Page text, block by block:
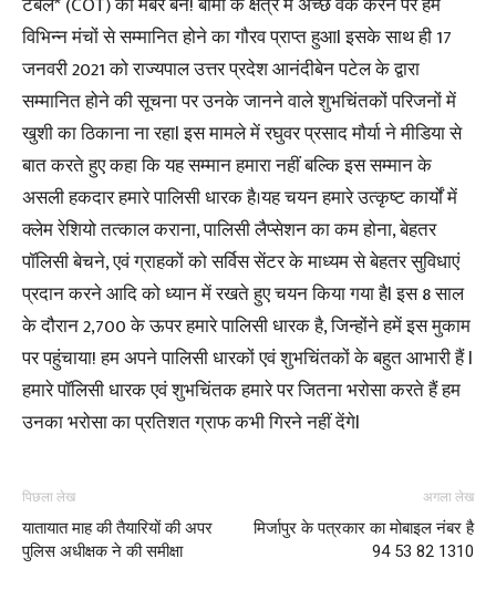
विभिन्न मंचों से सम्मानित होने का गौरव प्राप्त हुआl इसके साथ ही 17
जनवरी 2021 को राज्यपाल उत्तर प्रदेश आनंदीबेन पटेल के द्वारा
सम्मानित होने की सूचना पर उनके जानने वाले शुभचिंतकों परिजनों में
खुशी का ठिकाना ना रहाl इस मामले में रघुवर प्रसाद मौर्या ने मीडिया से
बात करते हुए कहा कि यह सम्मान हमारा नहीं बल्कि इस सम्मान के
असली हकदार हमारे पालिसी धारक है।यह चयन हमारे उत्कृष्ट कार्यों में
क्लेम रेशियो तत्काल कराना, पालिसी लैप्सेशन का कम होना, बेहतर
पॉलिसी बेचने, एवं ग्राहकों को सर्विस सेंटर के माध्यम से बेहतर सुविधाएं
प्रदान करने आदि को ध्यान में रखते हुए चयन किया गया हैl इस 8 साल
के दौरान 2,700 के ऊपर हमारे पालिसी धारक है, जिन्होंने हमें इस मुकाम
पर पहुंचाया! हम अपने पालिसी धारकों एवं शुभचिंतकों के बहुत आभारी हैं l
हमारे पॉलिसी धारक एवं शुभचिंतक हमारे पर जितना भरोसा करते हैं हम
उनका भरोसा का प्रतिशत ग्राफ कभी गिरने नहीं देंगेl
पिछला लेख
यातायात माह की तैयारियों की अपर
पुलिस अधीक्षक ने की समीक्षा
अगला लेख
मिर्जापुर के पत्रकार का मोबाइल नंबर है
94 53 82 1310